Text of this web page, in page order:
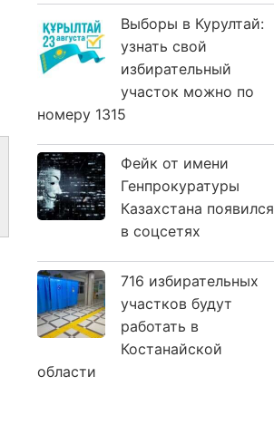
Выборы в Курултай:
узнать свой
избирательный
участок можно по
номеру 1315
Фейк от имени
Генпрокуратуры
Казахстана появился
в соцсетях
716 избирательных
участков будут
работать в
Костанайской
области